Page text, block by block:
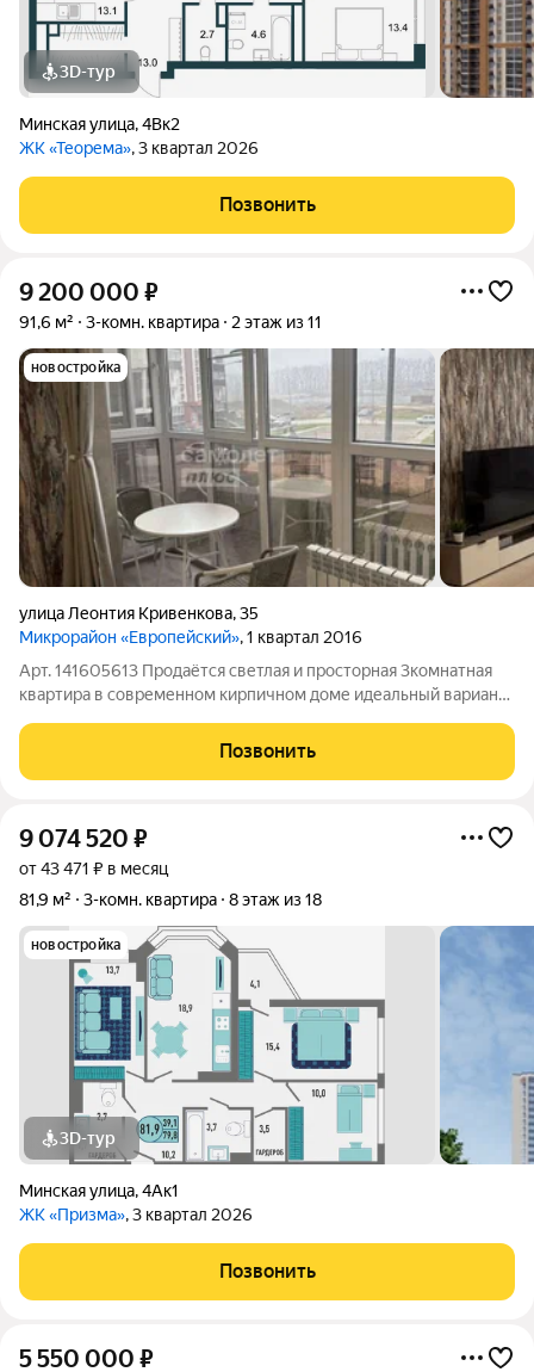
3D-тур
Минская улица,4Вк2
ЖК «Теорема», 3 квартал 2026
Позвонить
9 200 000 ₽
91,6 м² 3-комн. квартира 2 этаж из 11
новостройка
улица Леонтия Кривенкова,35
Микрорайон «Европейский», 1 квартал 2016
Арт. 141605613 Продаётся светлая и просторная 3комнатная
квартира в современном кирпичном доме идеальный вариант
91.6 м, расположена на 2-м этаже 11этажного дома 2020 года
постройки.
Позвонить
9 074 520 ₽
от 43 471 ₽ в месяц
81,9 м²
3-комн. квартира 8 этаж из 18
новостройка
3D-тур
Минская улица,4Ак1
ЖК «Призма», 3 квартал 2026
Позвонить
5 550 000 ₽